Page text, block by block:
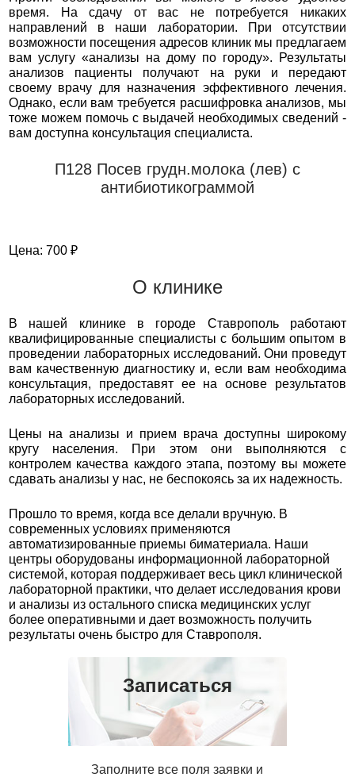
время. На сдачу от вас не потребуется никаких
направлений в наши лаборатории. При отсутствии
возможности посещения адресов клиник мы предлагаем
вам услугу «анализы на дому по городу». Результаты
анализов пациенты получают на руки и передают
своему врачу для назначения эффективного лечения.
Однако, если вам требуется расшифровка анализов, мы
тоже можем помочь с выдачей необходимых сведений -
вам доступна консультация специалиста.
П128 Посев грудн.молока (лев) с
антибиотикограммой
Цена: 700 ₽
О клинике
В нашей клинике в городе Ставрополь работают
квалифицированные специалисты с большим опытом в
проведении лабораторных исследований. Они проведут
вам качественную диагностику и, если вам необходима
консультация, предоставят ее на основе результатов
лабораторных исследований.
Цены на анализы и прием врача доступны широкому
кругу населения. При этом они выполняются с
контролем качества каждого этапа, поэтому вы можете
сдавать анализы у нас, не беспокоясь за их надежность.
Прошло то время, когда все делали вручную. В
современных условиях применяются
автоматизированные приемы биматериала. Наши
центры оборудованы информационной лабораторной
системой, которая поддерживает весь цикл клинической
лабораторной практики, что делает исследования крови
и анализы из остального списка медицинских услуг
более оперативными и дает возможность получить
результаты очень быстро для Ставрополя.
Записаться
Заполните все поля заявки и